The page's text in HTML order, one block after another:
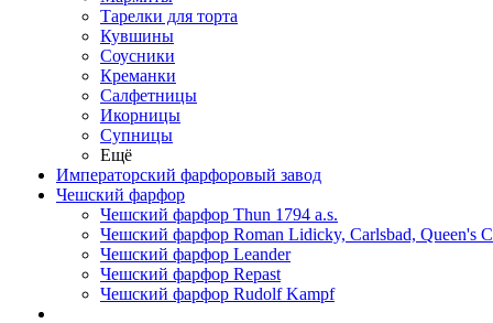
Тарелки для торта
Кувшины
Соусники
Креманки
Салфетницы
Икорницы
Супницы
Ещё
Императорский фарфоровый завод
Чешский фарфор
Чешский фарфор Thun 1794 a.s.
Чешский фарфор Roman Lidicky, Carlsbad, Queen's
Чешский фарфор Leander
Чешский фарфор Repast
Чешский фарфор Rudolf Kampf